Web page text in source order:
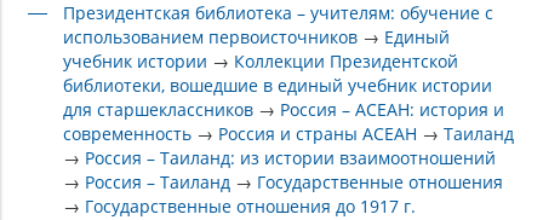
Президентская библиотека – учителям: обучение с
использованием первоисточников → Единый
учебник истории → Коллекции Президентской
библиотеки, вошедшие в единый учебник истории
для старшеклассников → Россия – АСЕАН: история и
современность → Россия и страны АСЕАН →Таиланд
→ Россия – Таиланд: из истории взаимоотношений
→ Россия – Таиланд → Государственные отношения
→ Государственные отношения до 1917 г.